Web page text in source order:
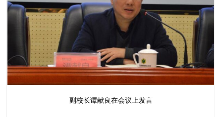
副校长谭献良在会议上发言